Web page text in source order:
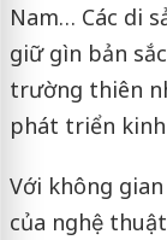
Nam… Các di
giữ gìn bản
trường thiên
phát triển
Với không
của nghệ